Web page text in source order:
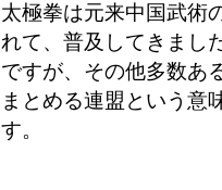
太極拳は元来中国武術
れて、普及してきまし
ですが、その他多数あ
まとめる連盟という意
す。